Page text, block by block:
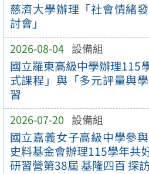
慈濟大學辦理「社會情緒
討會」
2026-08-04 設備組
國立羅東高級中學辦理115
式課程」與「多元評量與
習
2026-07-20 設備組
國立嘉義女子高級中學參
史料基金會辦理115學年共
研習營第38屆 基隆四百 探